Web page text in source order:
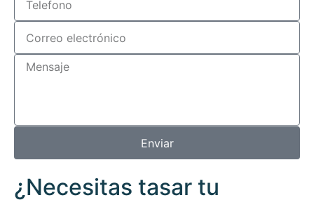
Enviar
¿Necesitas tasar tu